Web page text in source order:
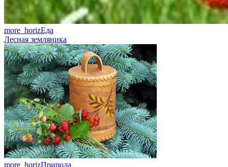
more_horizЕда
Лесная земляника
more_horizПрирода